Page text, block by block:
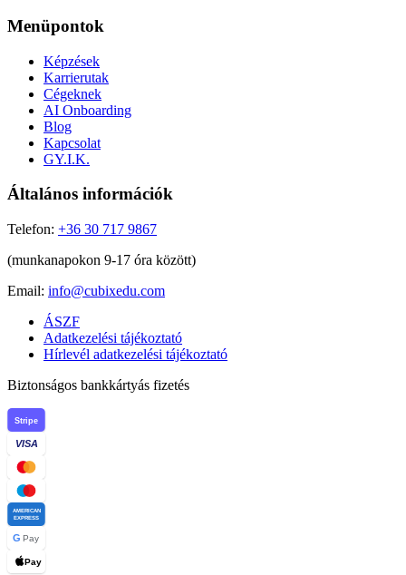
Menüpontok
Képzések
Karrierutak
Cégeknek
AI Onboarding
Blog
Kapcsolat
GY.I.K.
Általános információk
Telefon: +36 30 717 9867
(munkanapokon 9-17 óra között)
Email: info@cubixedu.com
ÁSZF
Adatkezelési tájékoztató
Hírlevél adatkezelési tájékoztató
Biztonságos bankkártyás fizetés
Stripe
VISA
AMERICAN
EXPRESS
G Pay
Pay